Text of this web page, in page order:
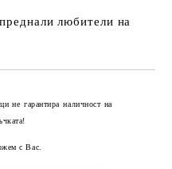
любители на
не гарантира наличност на
с Вас.